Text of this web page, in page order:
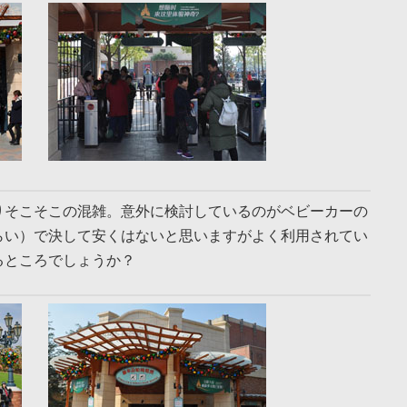
こそこの混雑。意外に検討しているのがベビーカーの
）で決して安くはないと思いますがよく利用されてい
ころでしょうか？